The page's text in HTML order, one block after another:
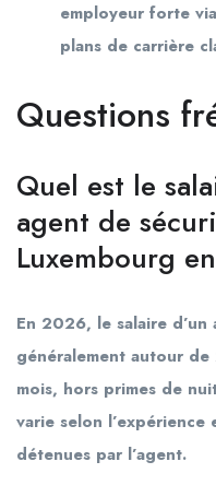
employeur forte
plans de carrière
Questions
Quel est le
agent de
Luxembourg
En 2026, le salaire
généralement autour
mois, hors primes de
varie selon
détenues par l’agent.